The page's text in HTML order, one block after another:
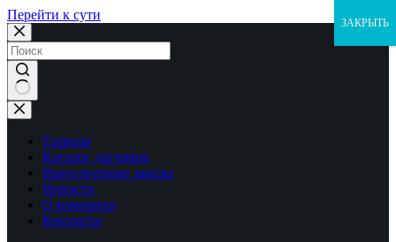
Перейти к сути
Ничего
не
найденоГлавная
Каталог датчиков
Выполненные заказы
Новости
О компании
Контакты
ЗАКРЫТЬ